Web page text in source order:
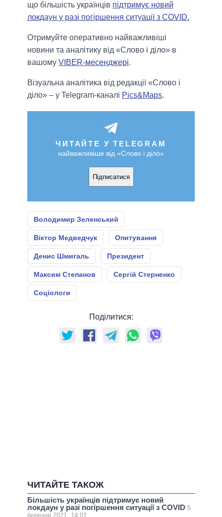
що більшість українців підтримує новий
локдаун у разі погіршення ситуації з COVID.
Отримуйте оперативно найважливіші
новини та аналітику від «Слово і діло» в
вашому VIBER-месенджері.
Візуальна аналітика від редакції «Слово і
діло» – у Telegram-каналі Pics&Maps.
ЧИТАЙТЕ У TELEGRAM
найважливіше від «Слово і діло»
Підписатися
Володимир Зеленський
Віктор Медведчук Опитування
Денис Шмигаль Президент
Максим Степанов Сергій Стерненко
Соціологи
Поділитися:
ЧИТАЙТЕ ТАКОЖ
Більшість українців підтримує новий
локдаун у разі погіршення ситуації з COVID 5
березня 2021, 14:01